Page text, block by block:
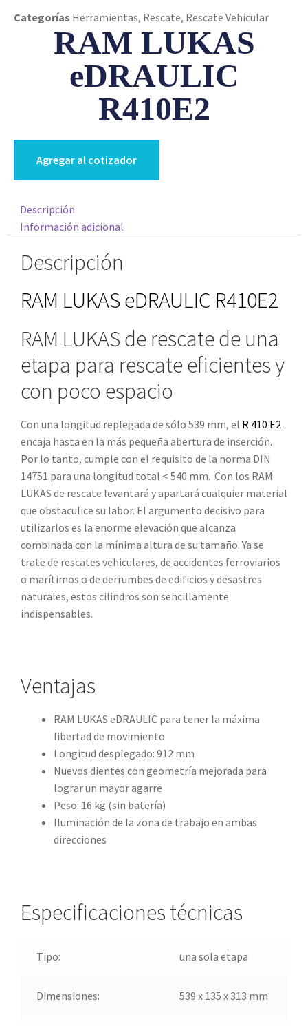
Categorías Herramientas, Rescate, Rescate Vehicular
RAM LUKAS
eDRAULIC
R410E2
Agregar al cotizador
Descripción
Información adicional
Descripción
RAM LUKAS eDRAULIC R410E2
RAM LUKAS de rescate de una
etapa para rescate eficientes y
con poco espacio
Con una longitud replegada de sólo 539 mm, el R 410 E2
encaja hasta en la más pequeña abertura de inserción.
Por lo tanto, cumple con el requisito de la norma DIN
14751 para una longitud total < 540 mm. Con los RAM
LUKAS de rescate levantará y apartará cualquier material
que obstaculice su labor. El argumento decisivo para
utilizarlos es la enorme elevación que alcanza
combinada con la mínima altura de su tamaño. Ya se
trate de rescates vehiculares, de accidentes ferroviarios
o marítimos o de derrumbes de edificios y desastres
naturales, estos cilindros son sencillamente
indispensables.
Ventajas
RAM LUKAS eDRAULIC para tener la máxima
libertad de movimiento
Longitud desplegado: 912 mm
Nuevos dientes con geometría mejorada para
lograr un mayor agarre
Peso: 16 kg (sin batería)
Iluminación de la zona de trabajo en ambas
direcciones
Especificaciones técnicas
Tipo: una sola etapa
Dimensiones: 539 x 135 x 313 mm